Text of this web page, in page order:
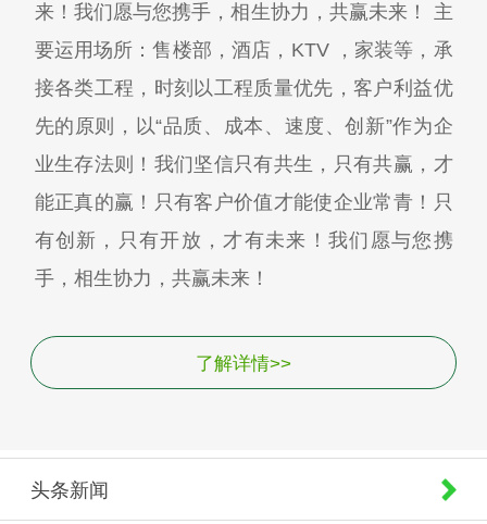
来！我们愿与您携手，相生协力，共赢未来！ 主
要运用场所：售楼部，酒店，KTV ，家装等，承
接各类工程，时刻以工程质量优先，客户利益优
先的原则，以“品质、成本、速度、创新”作为企
业生存法则！我们坚信只有共生，只有共赢，才
能正真的赢！只有客户价值才能使企业常青！只
有创新，只有开放，才有未来！我们愿与您携
手，相生协力，共赢未来！
了解详情>>
头条新闻